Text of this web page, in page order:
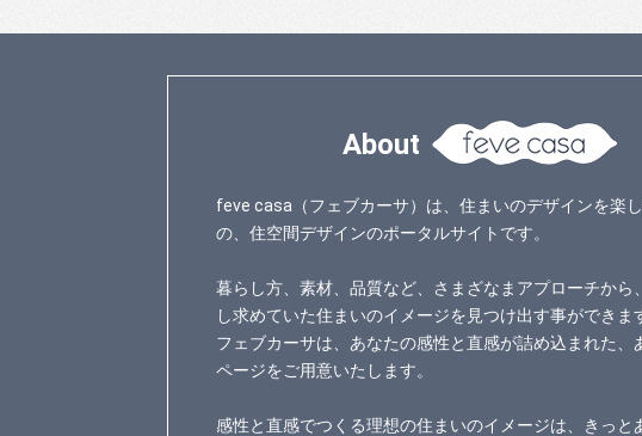
About
feve casa（フェブカーサ）は、住まいのデザインを楽
の、住空間デザインのポータルサイトです。
暮らし方、素材、品質など、さまざなまアプローチから
し求めていた住まいのイメージを見つけ出す事ができま
フェブカーサは、あなたの感性と直感が詰め込まれた、
ページをご用意いたします。
感性と直感でつくる理想の住まいのイメージは、きっと